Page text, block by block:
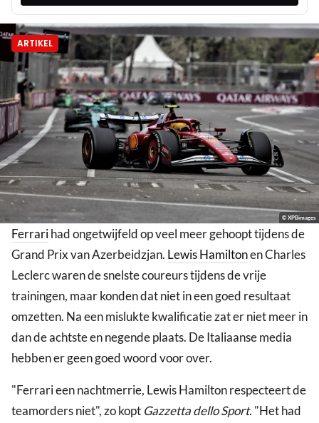
ARTIKEL
© XPBimages
Ferrarihad ongetwijfeld op veel meer gehoopt tijdens de
Grand Prix van Azerbeidzjan. Lewis Hamiltonen Charles
Leclerc waren de snelste coureurs tijdens de vrije
trainingen, maar konden dat niet in een goed resultaat
omzetten. Na een mislukte kwalificatie zat er niet meer in
dan de achtste en negende plaats. De Italiaanse media
hebben er geen goed woord voor over.
"Ferrari een nachtmerrie, Lewis Hamilton respecteert de
teamorders niet", zo kopt Gazzetta dello Sport. "Het had